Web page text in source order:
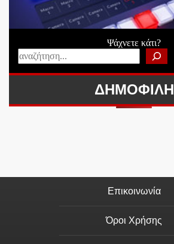
Ψάχνετε κάτι?
ΔΗΜΟΦΙΛΗ
Επικοινωνία
Όροι Χρήσης